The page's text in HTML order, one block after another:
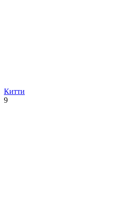
Китти
9